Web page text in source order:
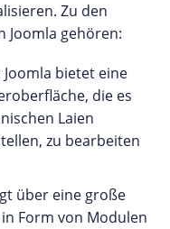
Zu den
Joomla gehören:
Joomla bietet eine
die es
Laien
zu bearbeiten
über eine große
Form von Modulen